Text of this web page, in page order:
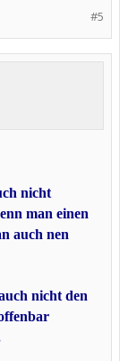
#5
nicht
man einen
auch nen
nicht den